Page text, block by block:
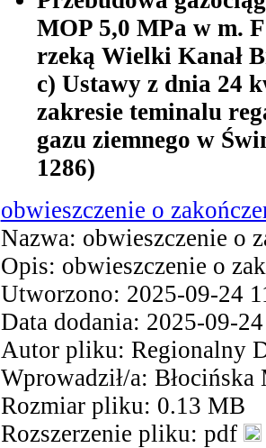
MOP 5,0 MPa w m.
rzeką Wielki Kanał
c) Ustawy z dnia 24
zakresie teminalu
gazu ziemnego w
1286)
obwieszczenie o
Nazwa: obwieszczenie o
Opis: obwieszczenie o
Utworzono: 2025-09-24
Data dodania: 2025-09-
Autor pliku: Regionalny
Wprowadził/a: Błocińska
Rozmiar pliku: 0.13 MB
Rozszerzenie pliku: pdf